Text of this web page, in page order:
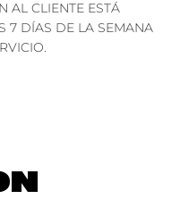
AL CLIENTE ESTÁ
7 DÍAS DE LA SEMANA